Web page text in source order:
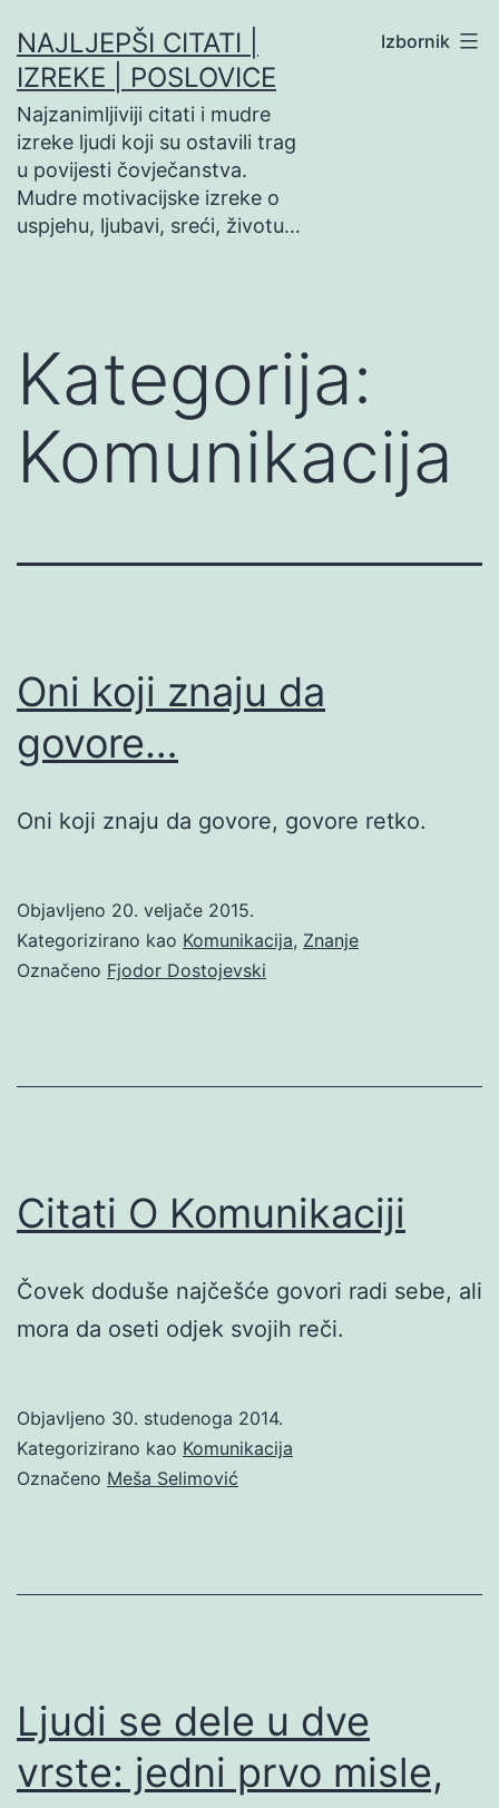
na
sadržaj
NAJLJEPŠI CITATI |
IZREKE | POSLOVICE
Najzanimljiviji citati i mudre
izreke ljudi koji su ostavili trag
u povijesti čovječanstva.
Mudre motivacijske izreke o
uspjehu, ljubavi, sreći, životu…
Izbornik
Kategorija:
Komunikacija
Oni koji znaju da
govore…
Oni koji znaju da govore, govore retko.
Objavljeno 20. veljače 2015.
Kategorizirano kao Komunikacija, Znanje
Označeno Fjodor Dostojevski
Citati O Komunikaciji
Čovek doduše najčešće govori radi sebe, ali
mora da oseti odjek svojih reči.
Objavljeno 30. studenoga 2014.
Kategorizirano kao Komunikacija
Označeno Meša Selimović
Ljudi se dele u dve
vrste: jedni prvo misle,